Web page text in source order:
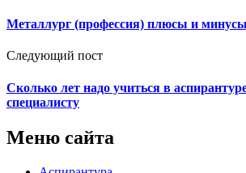
Металлург (профессия) плюсы и минусы
Следующий пост
Сколько лет надо учиться в
специалисту
Меню сайта